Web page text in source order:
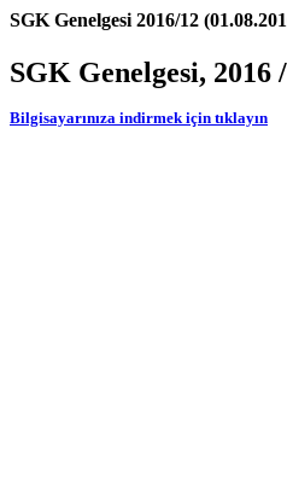
SGK Genelgesi 2016/12
SGK Genelgesi, 2016
Bilgisayarınıza indirmek için tıklayın